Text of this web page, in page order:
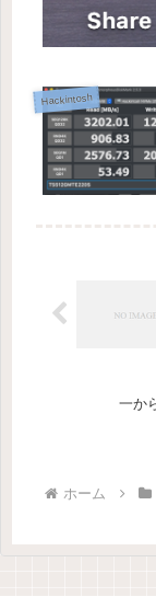
Hackintosh
一か
ホーム